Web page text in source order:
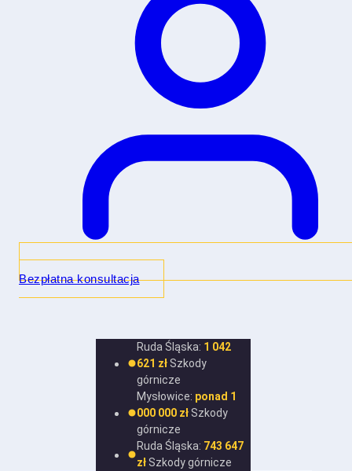
Bezpłatna konsultacja
Ruda Śląska: 1 042
621 zł Szkody
górnicze
Mysłowice: ponad 1
000 000 zł Szkody
górnicze
Ruda Śląska: 743 647
zł Szkody górnicze